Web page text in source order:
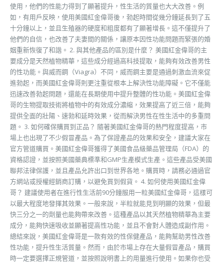
使用，他們的性能力得到了顯著提升，性生活的質量也大大改善。例
如，有用戶反映，使用美國紅金偉哥後，勃起時間從幾分鐘延長到了五
十分鐘以上，並且生殖器的硬度和粗度都有了顯著增長。這不僅提升了
他們的自信，也改善了夫妻間的關係，讓原本因性功能問題而緊張的婚
姻重新恢復了和諧。 2. 與其他產品的區別是什麼？ 美國紅金偉哥的主
要成分是天然植物精華，這些成分經過高科技提取，能夠有效改善男性
的性功能。與威而鋼（Viagra）不同，威而鋼主要是通過刺激血流來促
進勃起，而美國紅金偉哥則更注重從根本上解決性功能障礙。它不僅能
迅速改善勃起問題，還能在長期使用中提升整體的性功能。美國紅金偉
哥的生物提取技術將植物中的有效成分濃縮，效果提高了近三倍，能夠
提供全面的壯陽、速勃和延時效果，從而解決男性在性生活中的多重問
題。 3. 如何確保購買到正品？ 隨著美國紅金偉哥的熱門程度提高，市
場上也出現了不少假冒產品。為了保證產品的效果和安全，建議大家在
官方管道購買。美國紅金偉哥獲得了美國食品級藥品管理局（FDA）的
資格認證，並按照美國藥典標準和GMP生產模式生產。這些產品受美國
聯邦法律保護，並且產品允許出口到世界各地。購買時，請務必通過官
方網站或授權經銷商訂購，以避免買到假貨。 4. 如何使用美國紅金偉
哥？ 建議使用者在進行性生活前90分鐘服用一粒美國紅金偉哥，這樣可
以最大程度地發揮其效果。一般來說，半粒就能見到明顯的效果，但最
快三分之一的劑量也能夠帶來改善。這種產品以其天然植物精華為主要
成分，能夠快速吸收並顯著提高性功能，並且不會對人體造成副作用。
總結來說，美國紅金偉哥是一款有效的性保健產品，能夠幫助男性改善
性功能，提升性生活質量。然而，由於市場上存在大量假冒產品，購買
時一定要選擇正規管道，並按照說明書上的用量進行使用。如果你也受